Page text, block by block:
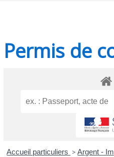
Permis de
Accueil particuliers > Argent -